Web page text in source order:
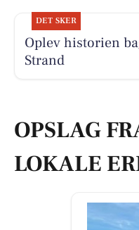
DET SKER
Oplev historien
Strand
OPSLAG
LOKALE